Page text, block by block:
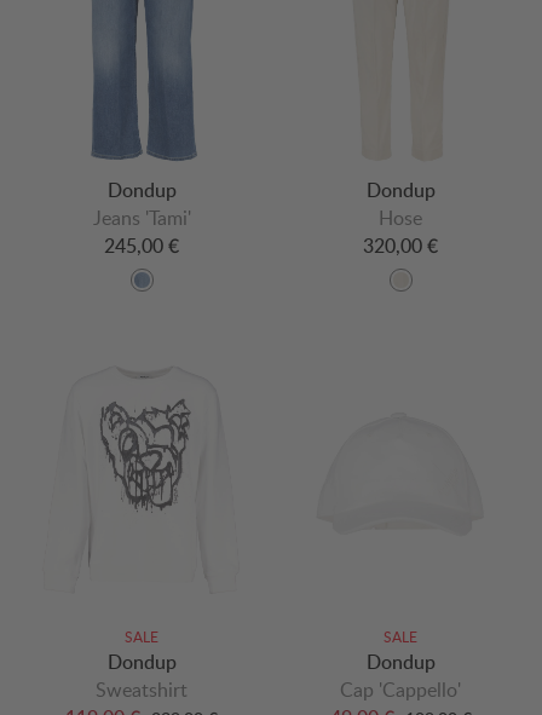
Dondup
Jeans 'Tami'
245,00 €
Dondup
Hose
320,00 €
SALE
Dondup
Sweatshirt
SALE
Dondup
Cap 'Cappello'